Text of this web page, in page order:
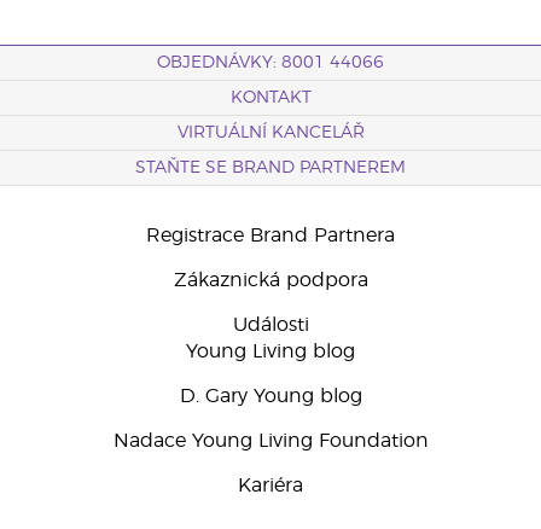
OBJEDNÁVKY: 8001 44066
KONTAKT
VIRTUÁLNÍ KANCELÁŘ
STAŇTE SE BRAND PARTNEREM
Registrace Brand Partnera
Zákaznická podpora
Události
Young Living blog
D. Gary Young blog
Nadace Young Living Foundation
Kariéra